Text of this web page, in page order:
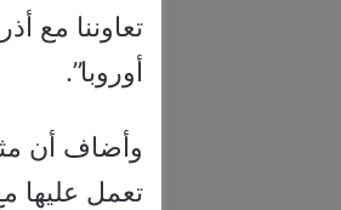
تعاوننا مع
أوروبا”.
وأضاف أن
تعمل عليها